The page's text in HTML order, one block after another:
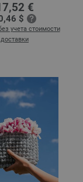
€
$
учета стоимости
доставки